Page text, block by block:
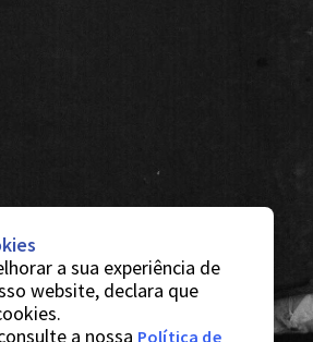
a sua experiência de
website, declara que
a nossa Política de